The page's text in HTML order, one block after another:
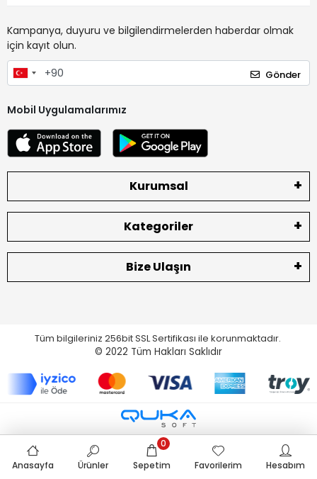
Kampanya, duyuru ve bilgilendirmelerden haberdar olmak
için kayıt olun.
Gönder
Mobil Uygulamalarımız
Kurumsal
Kategoriler
Bize Ulaşın
Tüm bilgileriniz 256bit SSL Sertifikası ile korunmaktadır.
© 2022 Tüm Hakları Saklıdır
Anasayfa Ürünler Sepetim
0
Favorilerim
Hesabım